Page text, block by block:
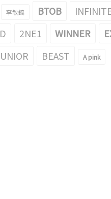
李敏鎬 BTOB
2NE1 WINNER
BEAST A pink